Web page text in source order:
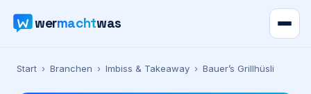
wermachtwas
Verzeichnis
Start › Branchen › Imbiss & Takeaway › Bauer’s Grillhüsli